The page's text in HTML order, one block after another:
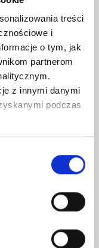
treści
i
o tym, jak
partnerom
z innymi danymi
podczas